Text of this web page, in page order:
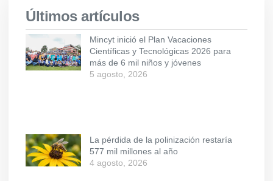
Últimos artículos
Mincyt inició el Plan Vacaciones
Científicas y Tecnológicas 2026 para
más de 6 mil niños y jóvenes
5 agosto, 2026
La pérdida de la polinización restaría
577 mil millones al año
4 agosto, 2026